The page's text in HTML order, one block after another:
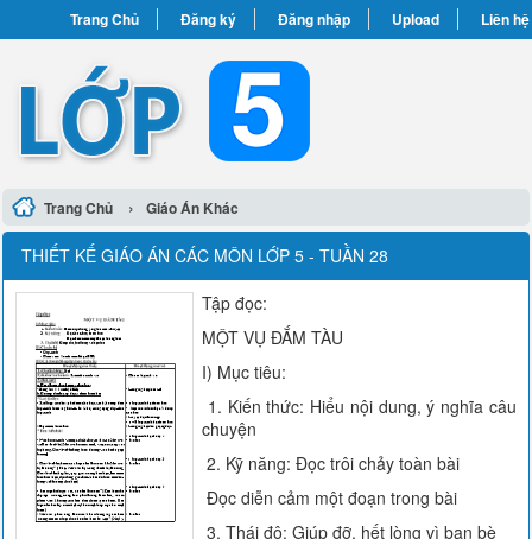
Trang Chủ Đăng ký Đăng nhập Upload Liên hệ
Trang Chủ › Giáo Án Khác
THIẾT KẾ GIÁO ÁN CÁC MÔN LỚP 5 - TUẦN 28
Tập đọc:
MỘT VỤ ĐẮM TÀU
I) Mục tiêu:
1. Kiến thức: Hiểu nội dung, ý nghĩa câu
chuyện
2. Kỹ năng: Đọc trôi chảy toàn bài
Đọc diễn cảm một đoạn trong bài
3. Thái độ: Giúp đỡ, hết lòng vì bạn bè